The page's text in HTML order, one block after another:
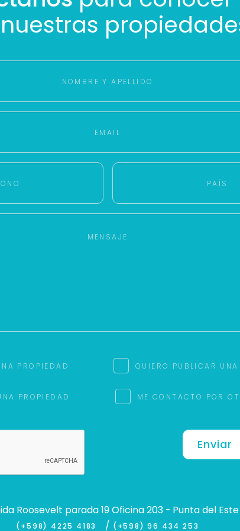
PROPIEDAD QUIERO PUBLICAR
PROPIEDAD ME CONTACTO POR
Enviar
Roosevelt parada 19 Oficina 203 - Punta del Este
(+598) 4225 4183 / (+598) 96 434 253